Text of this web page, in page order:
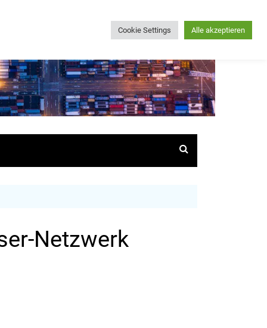
Netzwerk
Cookie Settings Alle akzeptieren